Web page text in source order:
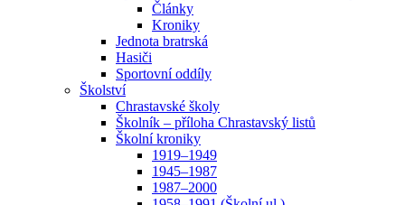
Články
Kroniky
Jednota bratrská
Hasiči
Sportovní oddíly
Školství
Chrastavské školy
Školník – příloha Chrastavský listů
Školní kroniky
1919–1949
1945–1987
1987–2000